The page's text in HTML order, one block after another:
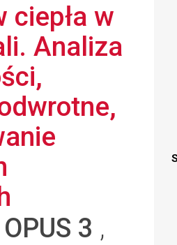
ciepła w
Analiza
OPUS 3 ,